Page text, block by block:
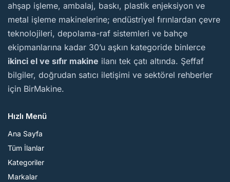
ahşap işleme, ambalaj, baskı, plastik enjeksiyon ve
metal işleme makinelerine; endüstriyel fırınlardan çevre
teknolojileri, depolama-raf sistemleri ve bahçe
ekipmanlarına kadar 30’u aşkın kategoride binlerce
ikinci el ve sıfır makine ilanı tek çatı altında. Şeffaf
bilgiler, doğrudan satıcı iletişimi ve sektörel rehberler
için BirMakine.
Hızlı Menü
Ana Sayfa
Tüm İlanlar
Kategoriler
Markalar